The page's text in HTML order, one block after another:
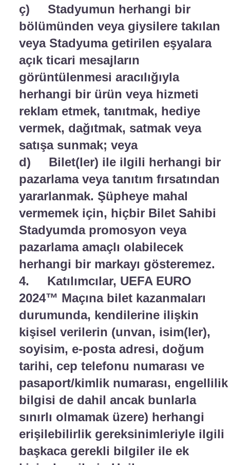
ç) Stadyumun herhangi bir
bölümünden veya giysilere takılan
veya Stadyuma getirilen eşyalara
açık ticari mesajların
görüntülenmesi aracılığıyla
herhangi bir ürün veya hizmeti
reklam etmek, tanıtmak, hediye
vermek, dağıtmak, satmak veya
satışa sunmak; veya
d) Bilet(ler) ile ilgili herhangi bir
pazarlama veya tanıtım fırsatından
yararlanmak. Şüpheye mahal
vermemek için, hiçbir Bilet Sahibi
Stadyumda promosyon veya
pazarlama amaçlı olabilecek
herhangi bir markayı gösteremez.
4. Katılımcılar, UEFA EURO
2024™ Maçına bilet kazanmaları
durumunda, kendilerine ilişkin
kişisel verilerin (unvan, isim(ler),
soyisim, e-posta adresi, doğum
tarihi, cep telefonu numarası ve
pasaport/kimlik numarası, engellilik
bilgisi de dahil ancak bunlarla
sınırlı olmamak üzere) herhangi
erişilebilirlik gereksinimleriyle ilgili
başkaca gerekli bilgiler ile ek